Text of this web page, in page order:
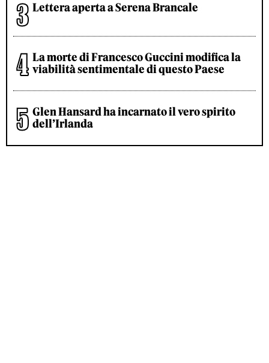
Lettera aperta a Serena Brancale
La morte di Francesco Guccini modifica la
viabilità sentimentale di questo Paese
Glen Hansard ha incarnato il vero spirito
dell’Irlanda